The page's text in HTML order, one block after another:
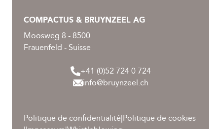
COMPACTUS & BRUYNZEEL AG
Moosweg 8 - 8500
Frauenfeld - Suisse
+41 (0)52 724 0 724
info@bruynzeel.ch
Politique de confidentialité Politique de cookies